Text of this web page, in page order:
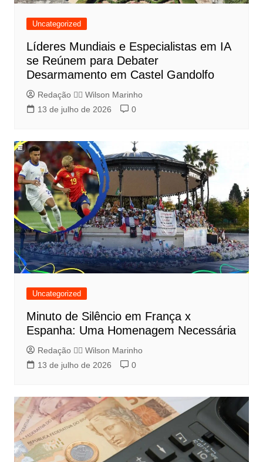
Uncategorized
Líderes Mundiais e Especialistas em IA
se Reúnem para Debater
Desarmamento em Castel Gandolfo
Redação 👨‍⚖️​ Wilson Marinho
13 de julho de 2026
0
Uncategorized
Minuto de Silêncio em França x
Espanha: Uma Homenagem Necessária
Redação 👨‍⚖️​ Wilson Marinho
13 de julho de 2026
0